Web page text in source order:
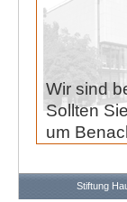
Wir sind
Sollten
um
Stiftung